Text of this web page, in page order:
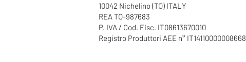
10042 Nichelino (TO) ITALY
REA TO-987683
P. IVA / Cod. Fisc. IT08613670010
Registro Produttori AEE n° IT14110000008668